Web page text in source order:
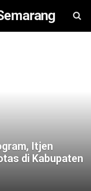
Itjen
di Kabupaten